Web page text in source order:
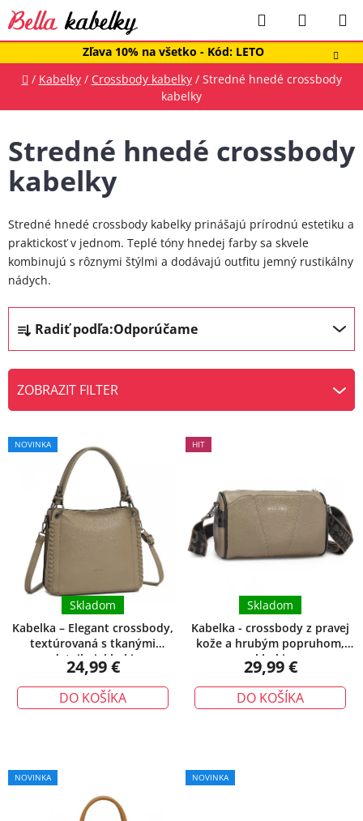
Prejsť
na
obsah
Zľava 10% na všetko - Kód: LETO
Hľadať
KOŠÍK
Domov
/ Kabelky / Crossbody kabelky / Stredné hnedé crossbody
kabelky
Stredné hnedé crossbody
kabelky
Stredné hnedé crossbody kabelky prinášajú prírodnú estetiku a
praktickosť v jednom. Teplé tóny hnedej farby sa skvele
kombinujú s rôznymi štýlmi a dodávajú outfitu jemný rustikálny
nádych.
R
a
d
e
n
e
v
Radiť podľa:Odporúčame
ZOBRAZIT FILTER
V
ý
k
v
NOVINKA
Kabelka – Elegant crossbody,
textúrovaná s tkanými
detailmi, khaki
Skladom
24,99 €
DO KOŠÍKA
HIT
Kabelka - crossbody z pravej
kože a hrubým popruhom,
khaki
Skladom
29,99 €
DO KOŠÍKA
NOVINKA NOVINKA